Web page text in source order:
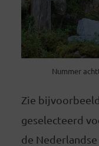
Nummer
Zie bijvoorbeeld
geselecteerd
de